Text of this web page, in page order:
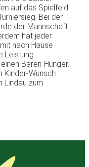
auf das Spielfeld
. Bei der
der Mannschaft
hat jeder
mit nach Hause
Leistung
einen Bären-Hunger.
Kinder-Wunsch
Lindau zum